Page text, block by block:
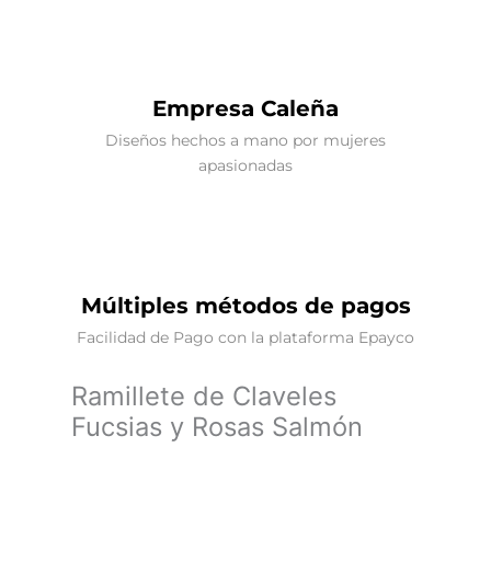
Empresa Caleña
Diseños hechos a mano por mujeres
apasionadas
Múltiples métodos de pagos
Facilidad de Pago con la plataforma Epayco
Ramillete de Claveles
Fucsias y Rosas Salmón